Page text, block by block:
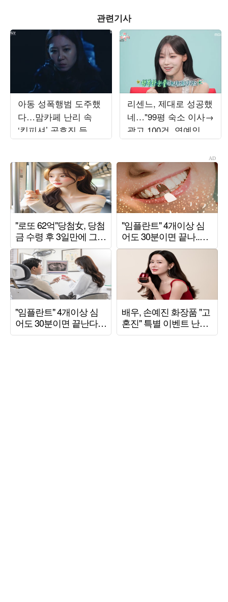
관련기사
아동 성폭행범 도주했
다…맘카페 난리 속
‘킹피셔’ 공효진 등판
(‘유부녀 킬러’)
리센느, 제대로 성공했
네…"99평 숙소 이사→
광고 100건, 연예인병
경계" ('전참시')